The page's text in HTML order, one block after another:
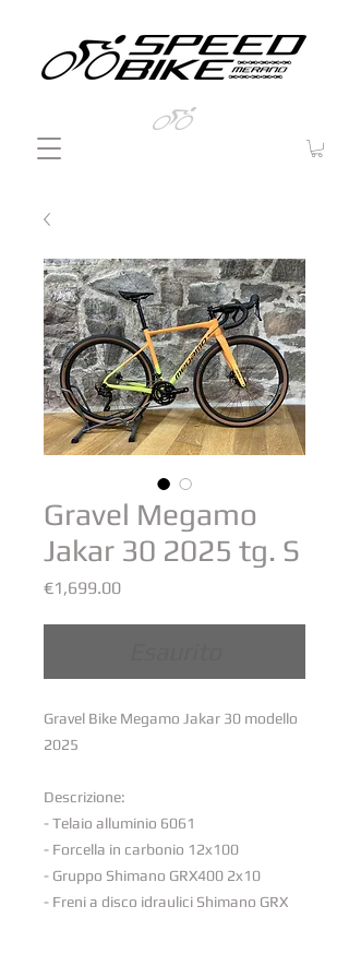
Gravel Megamo
Jakar 30 2025 tg. S
€1,699.00Prezzo
Gravel Bike Megamo Jakar 30 modello
2025
Descrizione:
- Telaio alluminio 6061
- Forcella in carbonio 12x100
- Gruppo Shimano GRX400 2x10
- Freni a disco idraulici Shimano GRX